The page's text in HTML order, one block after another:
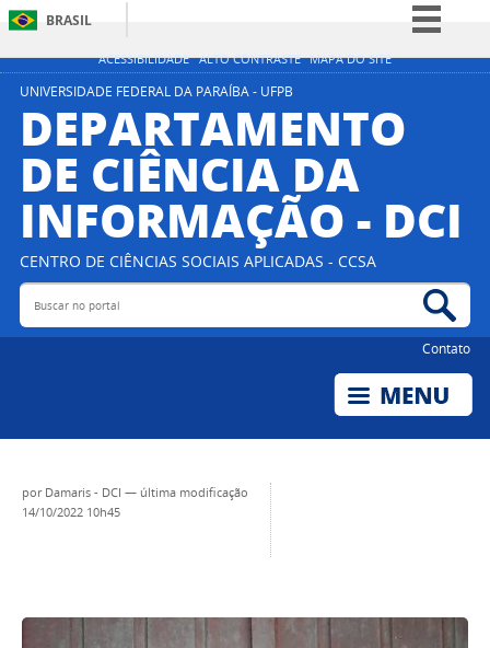
ACESSIBILIDADE ALTO CONTRASTE MAPA DO SITE
BRASIL
Simplifique!
Participe
Acesso à informação
Legislação
Canais
UNIVERSIDADE FEDERAL DA PARAÍBA - UFPB
DEPARTAMENTO
DE CIÊNCIA DA
INFORMAÇÃO - DCI
CENTRO DE CIÊNCIAS SOCIAIS APLICADAS - CCSA
Buscar no portal
Contato
por Damaris - DCI — última modificação
14/10/2022 10h45